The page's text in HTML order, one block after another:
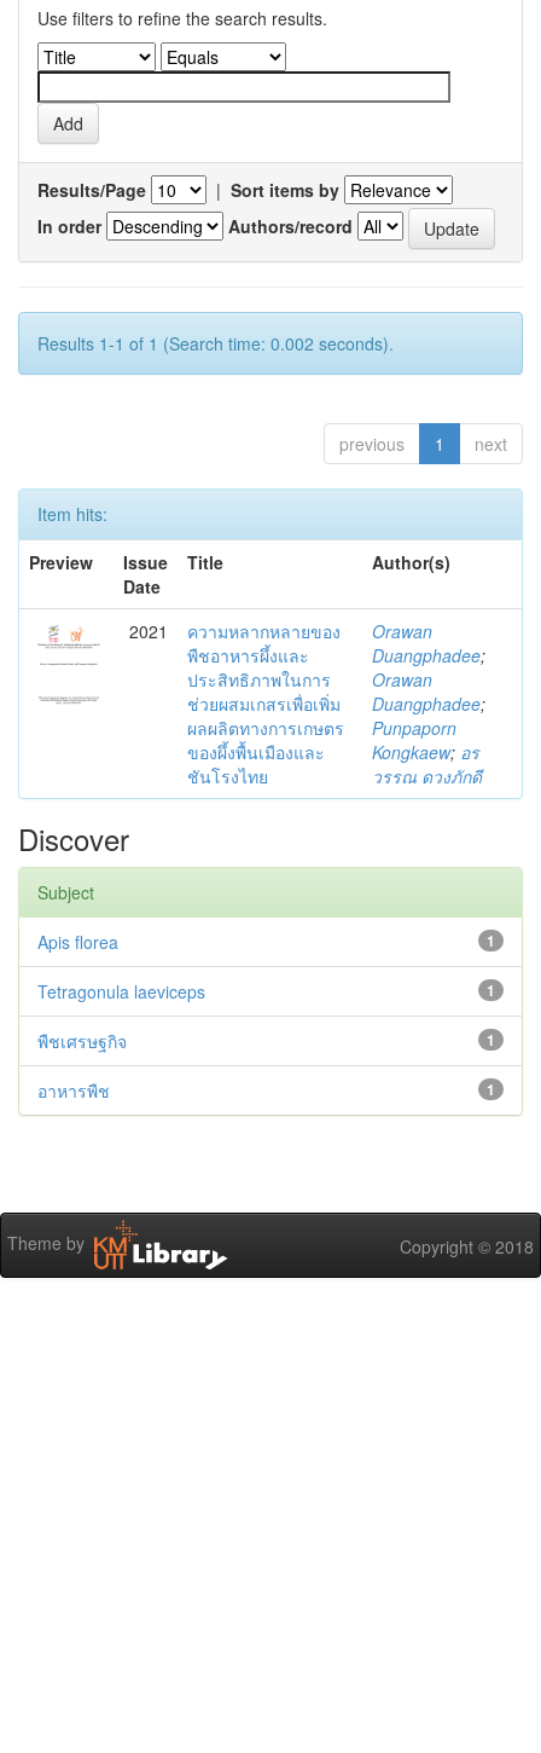
Use filters to refine the search results.
Results/Page | Sort items by
In order
Authors/record
Results 1-1 of 1 (Search time: 0.002 seconds).
previous 1 next
Item hits:
Preview
Issue
Date
Title Author(s)
2021
ความหลากหลายของ
พืชอาหารผึ้งและ
ประสิทธิภาพในการ
ช่วยผสมเกสรเพื่อเพิ่ม
ผลผลิตทางการเกษตร
ของผึ้งพื้นเมืองและ
ชันโรงไทย
Orawan
Duangphadee;
Orawan
Duangphadee;
Punpaporn
Kongkaew; อร
วรรณ ดวงภักดี
Discover
Subject
1
Apis florea
1
Tetragonula laeviceps
1
พืชเศรษฐกิจ
1
อาหารพืช
Theme by Copyright © 2018